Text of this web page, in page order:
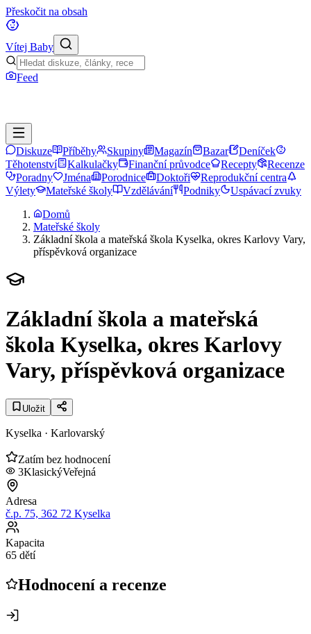
Přeskočit na obsah
Vítej Baby
Feed
Diskuze Příběhy Skupiny Magazín Bazar
Deníček
Těhotenství
Kalkulačky Finanční průvodce Recepty
Recenze
Poradny
Jména Porodnice Doktoři
Reprodukční centra
Výlety
Mateřské školy Vzdělávání Podniky
Uspávací zvuky
Domů
Mateřské školy
Základní škola a mateřská škola Kyselka, okres Karlovy Vary,
příspěvková organizace
Základní škola a mateřská
škola Kyselka, okres Karlovy
Vary, příspěvková organizace
Uložit
Kyselka · Karlovarský
Zatím bez hodnocení
3KlasickýVeřejná
Adresa
č.p. 75, 362 72 Kyselka
Kapacita
65 dětí
Hodnocení a recenze